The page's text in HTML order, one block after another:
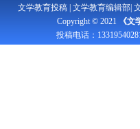
文学教育投稿 文学教育编辑部
Copyright © 2021
《文
投稿电话：